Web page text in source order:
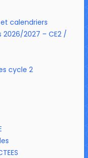
et calendriers
2027 – CE2 /
cycle 2